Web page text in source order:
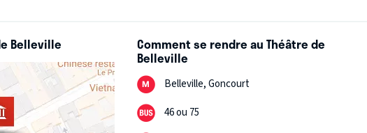
Belleville Comment se rendre au Théâtre de
Belleville
Belleville, Goncourt
46 ou 75